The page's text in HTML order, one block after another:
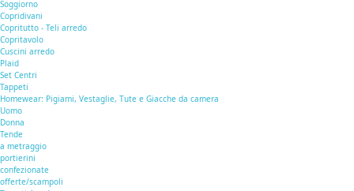
Soggiorno
Copridivani
Copritutto - Teli arredo
Copritavolo
Cuscini arredo
Plaid
Set Centri
Tappeti
Homewear: Pigiami, Vestaglie, Tute e Giacche da camera
Uomo
Donna
Tende
a metraggio
portierini
confezionate
offerte/scampoli